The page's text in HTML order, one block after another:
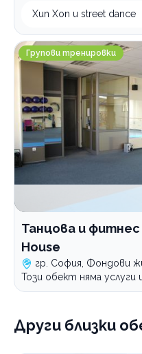
Хип Хоп и street dance
Танцова и фитнес зала
Групови тренировки
Танцова и фитнес
House
гр. София, Фондови
Този обект няма услуги
Други близки
Спортни лагери и
Спортна стрелба
Плуване
Тенис на корт
Зимни спортове
Футбол
По домовете